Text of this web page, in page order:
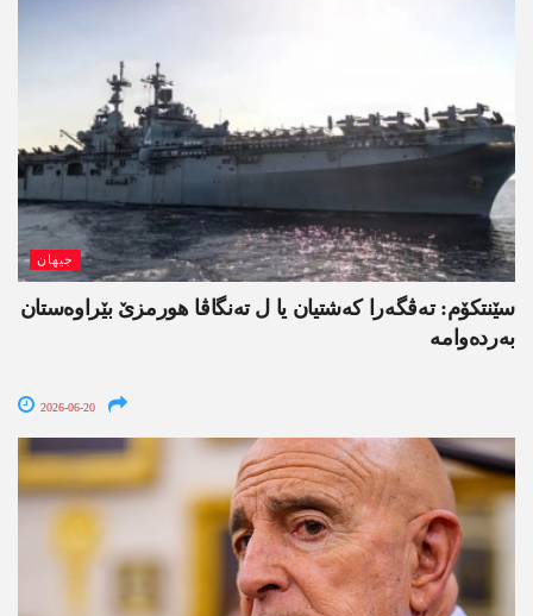
جیھان
سێنتکۆم: تەڤگەرا کەشتیان یا ل تەنگاڤا ھورمزێ بێراوەستان
بەردەوامە
2026-06-20